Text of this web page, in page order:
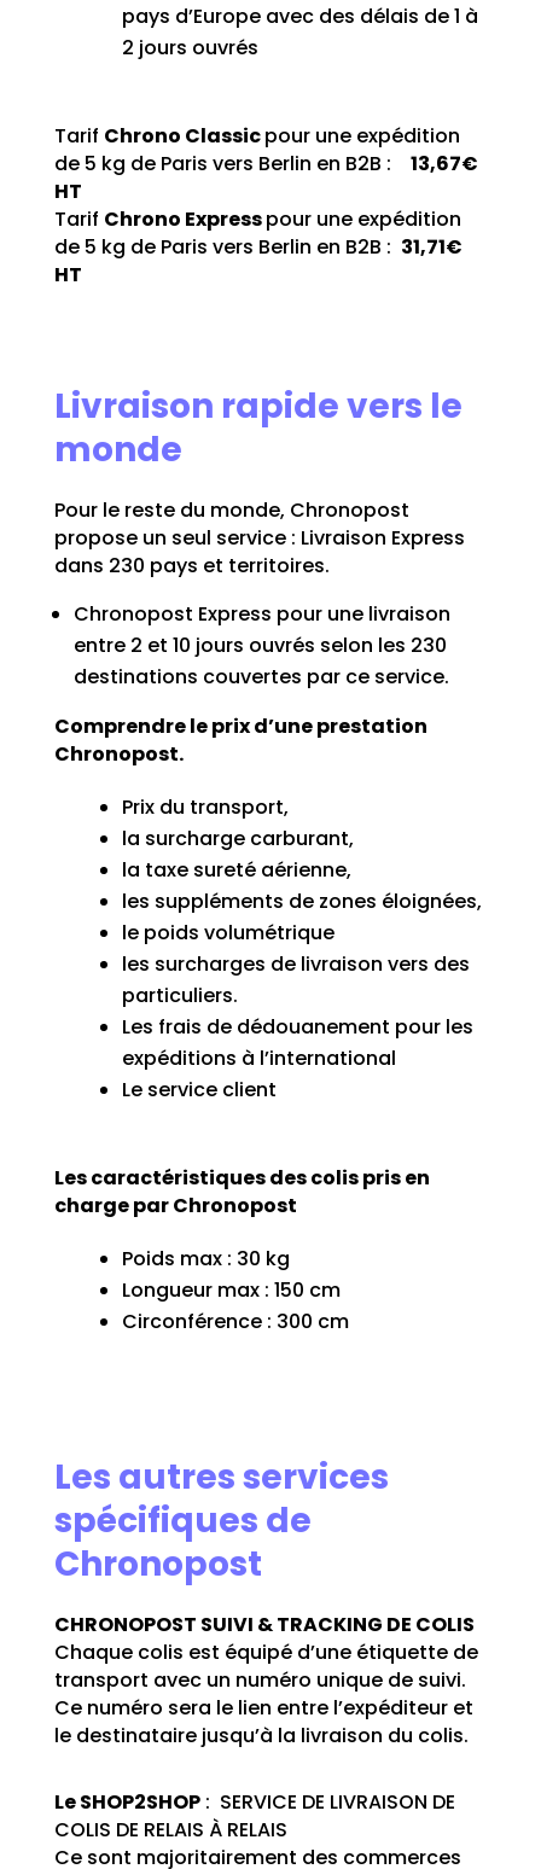
pays d’Europe avec des délais de 1 à
2 jours ouvrés
Tarif Chrono Classicpour une expédition
de 5 kg de Paris vers Berlin en B2B : 13,67€
HT
Tarif Chrono Expresspour une expédition
de 5 kg de Paris vers Berlin en B2B : 31,71€
HT
Livraison rapide vers le
monde
Pour le reste du monde, Chronopost
propose un seul service : Livraison Express
dans 230 pays et territoires.
Chronopost Express pour une livraison
entre 2 et 10 jours ouvrés selon les 230
destinations couvertes par ce service.
Comprendre le prix d’une prestation
Chronopost.
Prix du transport,
la surcharge carburant,
la taxe sureté aérienne,
les suppléments de zones éloignées,
le poids volumétrique
les surcharges de livraison vers des
particuliers.
Les frais de dédouanement pour les
expéditions à l’international
Le service client
Les caractéristiques des colis pris en
charge par Chronopost
Poids max : 30 kg
Longueur max : 150 cm
Circonférence : 300 cm
Les autres services
spécifiques de
Chronopost
CHRONOPOST SUIVI & TRACKING DE COLIS
Chaque colis est équipé d’une étiquette de
transport avec un numéro unique de suivi.
Ce numéro sera le lien entre l’expéditeur et
le destinataire jusqu’à la livraison du colis.
Le SHOP2SHOP: SERVICE DE LIVRAISON DE
COLIS DE RELAIS À RELAIS
Ce sont majoritairement des commerces